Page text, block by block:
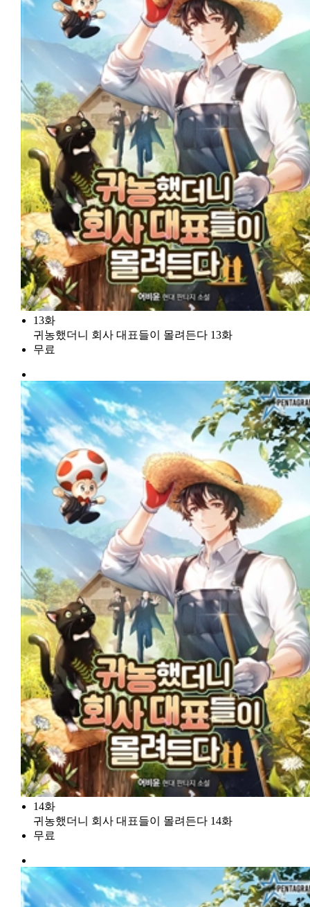
13화
귀농했더니 회사 대표들이 몰려든다 13화
무료
14화
귀농했더니 회사 대표들이 몰려든다 14화
무료